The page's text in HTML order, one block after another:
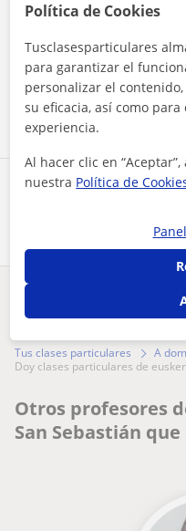
Comparte a este
Al hacer clic, aceptas
¿Hay algún error en
Tus clases particulares A
doy clases particulares de
Otros profesores
San Sebastián
Política de Cookies
Tusclasesparticulares
para garantizar el
personalizar el
su eficacia, así como
experiencia.
Al hacer clic en
nuestra Política de